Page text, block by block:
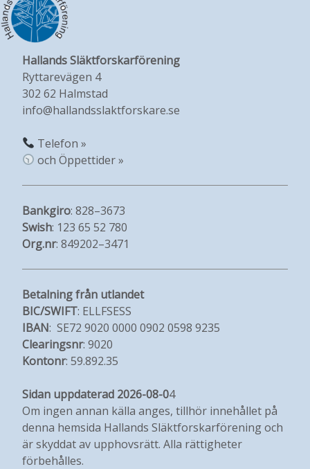
Hallands Släktforskarförening
Ryttarevägen 4
302 62 Halmstad
info@hallandsslaktforskare.se
Telefon »
och Öppettider »
Bankgiro: 828–3673
Swish: 123 65 52 780
Org.nr: 849202–3471
Betalning från utlandet
BIC/SWIFT: ELLFSESS
IBAN: SE72 9020 0000 0902 0598 9235
Clearingsnr: 9020
Kontonr: 59.892.35
Sidan uppdaterad 2026-08-04
Om ingen annan källa anges, tillhör innehållet på
denna hemsida Hallands Släktforskarförening och
är skyddat av upphovsrätt. Alla rättigheter
förbehålles.